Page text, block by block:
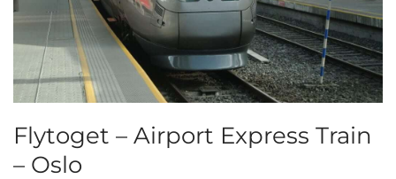
Flytoget – Airport Express Train
– Oslo